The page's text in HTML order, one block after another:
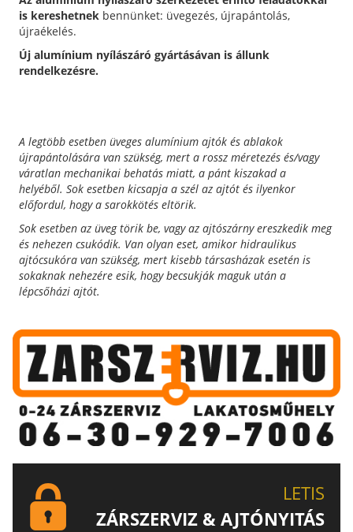
is kereshetnek bennünket: üvegezés, újrapántolás,
újraékelés.
Új alumínium nyílászáró gyártásávan is állunk
rendelkezésre.
A legtöbb esetben üveges alumínium ajtók és ablakok
újrapántolására van szükség, mert a rossz méretezés és/vagy
váratlan mechanikai behatás miatt, a pánt kiszakad a
helyéből. Sok esetben kicsapja a szél az ajtót és ilyenkor
előfordul, hogy a sarokkötés eltörik.
Sok esetben az üveg törik be, vagy az ajtószárny ereszkedik meg
és nehezen csukódik. Van olyan eset, amikor hidraulikus
ajtócsukóra van szükség, mert kisebb társasházak esetén is
sokaknak nehezére esik, hogy becsukják maguk után a
lépcsőházi ajtót.
LETIS
ZÁRSZERVIZ & AJTÓNYITÁS